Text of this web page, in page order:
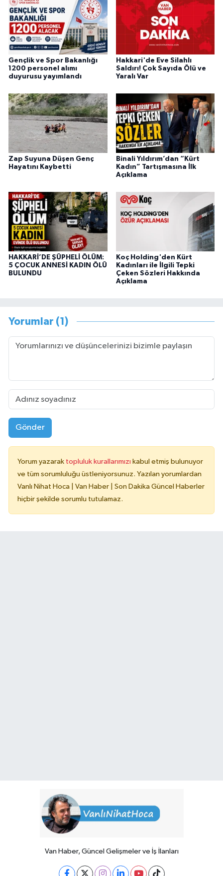
Gençlik ve Spor Bakanlığı
1200 personel alımı
duyurusu yayımlandı
Hakkari'de Eve Silahlı
Saldırı! Çok Sayıda Ölü ve
Yaralı Var
Zap Suyuna Düşen Genç
Hayatını Kaybetti
Binali Yıldırım’dan “Kürt
Kadın” Tartışmasına İlk
Açıklama
HAKKARİ’DE ŞÜPHELİ ÖLÜM:
5 ÇOCUK ANNESİ KADIN ÖLÜ
BULUNDU
Koç Holding'den Kürt
Kadınları ile İlgili Tepki
Çeken Sözleri Hakkında
Açıklama
Yorumlar (1)
Gönder
Yorum yazarak topluluk kurallarımızı kabul etmiş bulunuyor
ve tüm sorumluluğu üstleniyorsunuz. Yazılan yorumlardan
Vanlı Nihat Hoca | Van Haber | Son Dakika Güncel Haberler
hiçbir şekilde sorumlu tutulamaz.
Van Haber, Güncel Gelişmeler ve İş İlanları